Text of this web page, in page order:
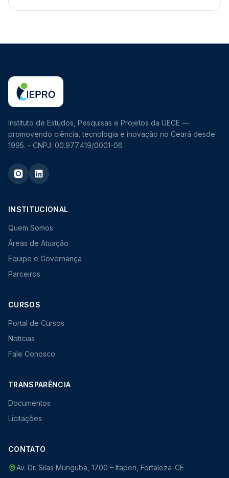
Instituto de Estudos, Pesquisas e Projetos da UECE —
promovendo ciência, tecnologia e inovação no Ceará desde
1995. - CNPJ: 00.977.419/0001-06
INSTITUCIONAL
Quem Somos
Áreas de Atuação
Equipe e Governança
Parceiros
CURSOS
Portal de Cursos
Notícias
Fale Conosco
TRANSPARÊNCIA
Documentos
Licitações
CONTATO
Av. Dr. Silas Munguba, 1700 – Itaperi, Fortaleza-CE